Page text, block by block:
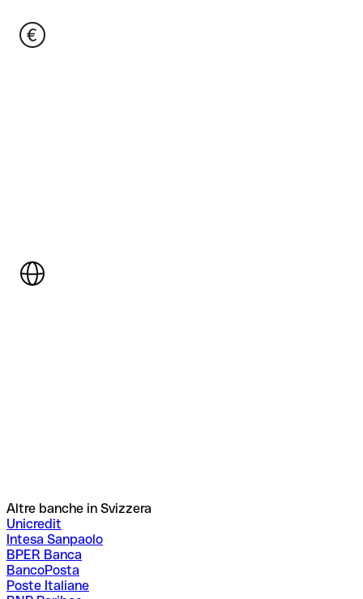
Altre banche in Svizzera
Unicredit
Intesa Sanpaolo
BPER Banca
BancoPosta
Poste Italiane